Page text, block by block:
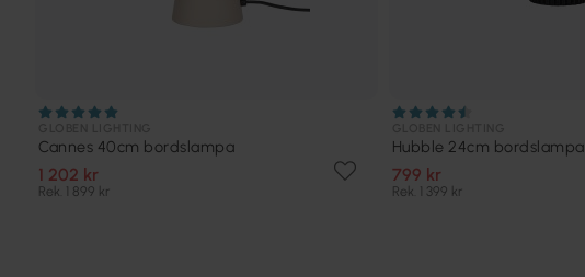
Cannes 40cm bordslampa
1 202 kr
Rek. 1 899 kr
Hubble 24cm bordslampa
799 kr
Rek. 1 399 kr